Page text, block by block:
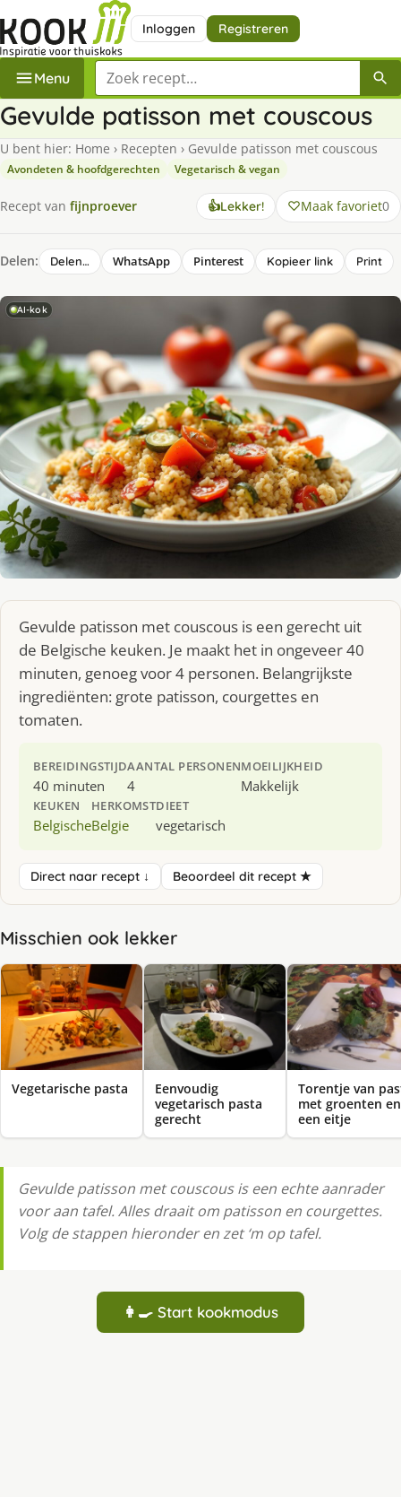
Inloggen Registreren
Menu Zoek een recept
Gevulde patisson met couscous
U bent hier: Home › Recepten › Gevulde patisson met couscous
Avondeten & hoofdgerechten Vegetarisch & vegan
Recept van fijnproever 👍Lekker! Maak favoriet0
Delen: Delen… WhatsApp Pinterest Kopieer link Print
AI-kok
Gevulde patisson met couscous is een gerecht uit
de Belgische keuken. Je maakt het in ongeveer 40
minuten, genoeg voor 4 personen. Belangrijkste
ingrediënten: grote patisson, courgettes en
tomaten.
BEREIDINGSTIJD
40 minuten
AANTAL PERSONEN
4
MOEILIJKHEID
Makkelijk
KEUKEN
Belgische
HERKOMST
Belgie
DIEET
vegetarisch
Direct naar recept ↓ Beoordeel dit recept ★
Misschien ook lekker
Vegetarische pasta
Eenvoudig
vegetarisch pasta
gerecht
Torentje van
met groenten en
een eitje
Gevulde patisson met couscous is een echte aanrader
voor aan tafel. Alles draait om patisson en courgettes.
Volg de stappen hieronder en zet ‘m op tafel.
👩‍🍳 Start kookmodus